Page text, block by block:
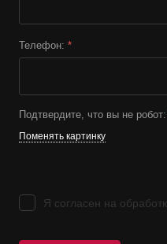
Телефон: *
Подтвердите, что вы не робот:
Поменять картинку
Я согласен на